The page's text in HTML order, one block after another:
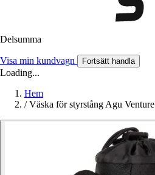
Delsumma
Visa min kundvagn Fortsätt handla
Loading...
Hem
/ Väska för styrstång Agu Venture